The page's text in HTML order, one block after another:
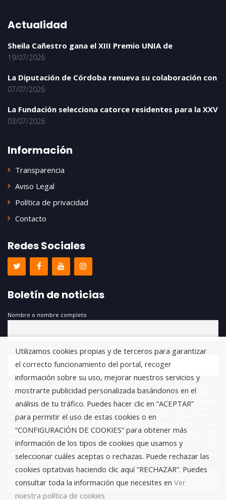
Actualidad
Sheila Cañestro gana el XIII Premio UNIA de
19/07/2026
La Diputación de Córdoba renueva su colaboración con
07/07/2026
La Fundación selecciona catorce residentes para la XXV
03/07/2026
Información
Transparencia
Aviso Legal
Política de privacidad
Contacto
Redes Sociales
Boletín de noticias
Nombre o nombre completo
Email
responsable del tratamiento de estos datos es FUNDACIÓN ANTONIO GALA y
la finalidad de este es la gestión de las suscripciones a nuestro boletín
informativo, encontrándonos legitimados para este tratamiento a través del
consentimiento que nos está otorgando en este acto. No se cederán datos a
terceros salvo obligación legal. Usted certifica que es mayor de 14 años y que
por lo tanto posee la capacidad legal necesaria para la prestación de este
de Privacidad. Puede usted acceder, rectificar y suprimir los datos, así como
otros derechos, como se explica en la información adicional. Puede consultar
la información adicional y detallada sobre Protección de Datos.
Utilizamos cookies propias y de terceros para garantizar
el correcto funcionamiento del portal, recoger
información sobre su uso, mejorar nuestros servicios y
mostrarte publicidad personalizada basándonos en el
análisis de tu tráfico. Puedes hacer clic en “ACEPTAR”
para permitir el uso de estas cookies o en
“CONFIGURACIÓN DE COOKIES” para obtener más
información de los tipos de cookies que usamos y
seleccionar cuáles aceptas o rechazas. Puede rechazar las
cookies optativas haciendo clic aquí “RECHAZAR”. Puedes
consultar toda la información que necesites en Ver
nuestra política de cookies